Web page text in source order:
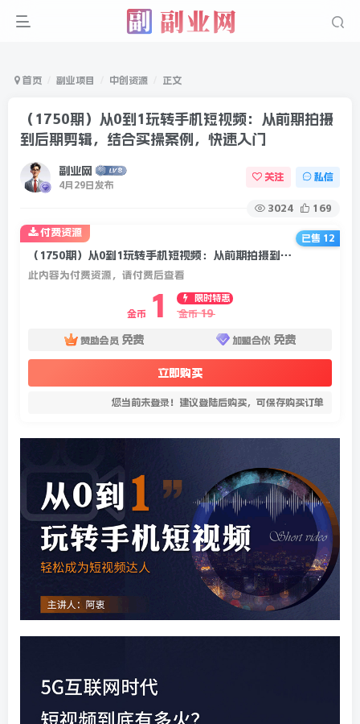
首页 副业项目 中创资源 正文
（1750期）从0到1玩转手机短视频：从前期拍摄
到后期剪辑，结合实操案例，快速入门
副业网
4月29日发布
关注 私信
3024 169
（1750期）从0到1玩转手机短视频：从前期拍摄到后期剪辑，结合实操案例，快速入门
此内容为付费资源，请付费后查看
金币 1
限时特惠
金币 19
赞助会员 免费 加盟合伙 免费
立即购买
您当前未登录！建议登陆后购买，可保存购买订单
付费资源
已售 12